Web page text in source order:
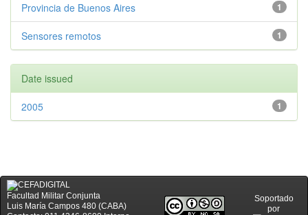
1
Provincia de Buenos Aires
1
Sensores remotos
Date issued
1
2005
Facultad Militar Conjunta
Luis María Campos 480 (CABA)
Soportado
por